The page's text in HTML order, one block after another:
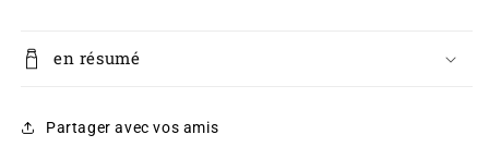
en résumé
Partager avec vos amis